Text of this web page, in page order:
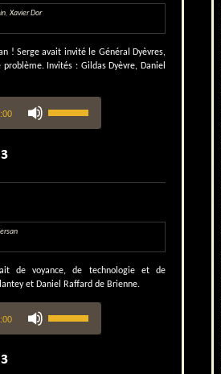
volume.
, Xavier Dor
! Serge avait invité le Général Dyèvres,
Invités : Gildas Dyèvre, Daniel
les
flèches
ou
volume.
de voyance, de technologie et de
et Daniel Raffard de Brienne.
les
flèches